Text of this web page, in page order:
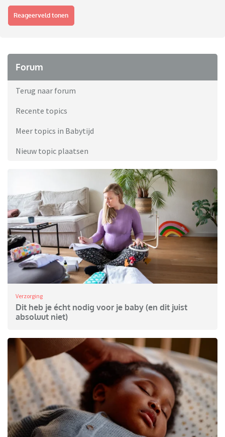
Reageerveld tonen
Forum
Terug naar forum
Recente topics
Meer topics in Babytijd
Nieuw topic plaatsen
Verzorging
Dit heb je écht nodig voor je baby (en dit juist
absoluut niet)